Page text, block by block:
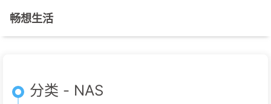
畅想生活
分类 - NAS